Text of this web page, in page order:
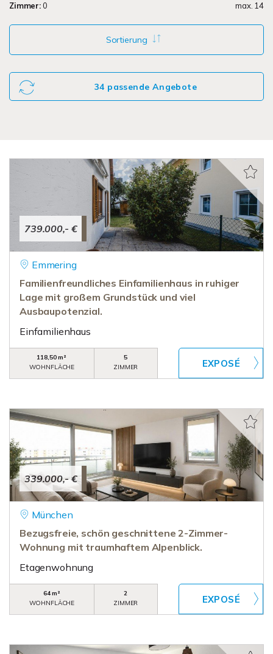
Zimmer:0 max. 14
Sortierung
34 passende Angebote
739.000,- €
Emmering
Familienfreundliches Einfamilienhaus in ruhiger
Lage mit großem Grundstück und viel
Ausbaupotenzial.
Einfamilienhaus
118,50 m²
WOHNFLÄCHE
5
ZIMMER
339.000,- €
München
Bezugsfreie, schön geschnittene 2-Zimmer-
Wohnung mit traumhaftem Alpenblick.
Etagenwohnung
64 m²
WOHNFLÄCHE
2
ZIMMER